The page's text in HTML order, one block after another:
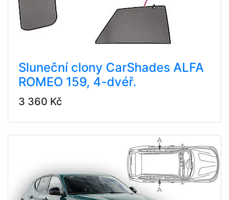
Sluneční clony CarShades ALFA
ROMEO 159, 4-dvéř.
3 360 Kč